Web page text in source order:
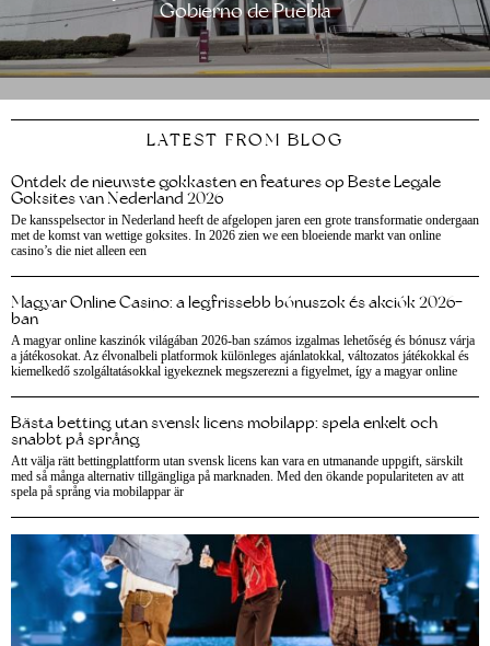
Gobierno de Puebla
LATEST FROM BLOG
Ontdek de nieuwste gokkasten en features op Beste Legale
Goksites van Nederland 2026
De kansspelsector in Nederland heeft de afgelopen jaren een grote transformatie ondergaan
met de komst van wettige goksites. In 2026 zien we een bloeiende markt van online
casino’s die niet alleen een
Magyar Online Casino: a legfrissebb bónuszok és akciók 2026-
ban
A magyar online kaszinók világában 2026-ban számos izgalmas lehetőség és bónusz várja
a játékosokat. Az élvonalbeli platformok különleges ajánlatokkal, változatos játékokkal és
kiemelkedő szolgáltatásokkal igyekeznek megszerezni a figyelmet, így a magyar online
Bästa betting utan svensk licens mobilapp: spela enkelt och
snabbt på språng
Att välja rätt bettingplattform utan svensk licens kan vara en utmanande uppgift, särskilt
med så många alternativ tillgängliga på marknaden. Med den ökande populariteten av att
spela på språng via mobilappar är